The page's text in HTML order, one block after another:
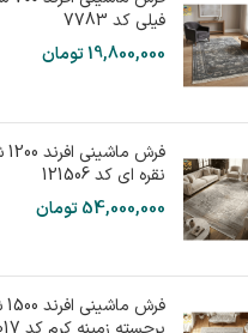
فیلی کد 7783
19,800,000تومان
نقره ای کد 121506
54,000,000تومان